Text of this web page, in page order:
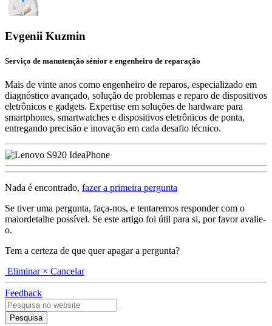
Evgenii Kuzmin
Serviço de manutenção sénior e engenheiro de reparação
Mais de vinte anos como engenheiro de reparos, especializado em
diagnóstico avançado, solução de problemas e reparo de dispositivos
eletrônicos e gadgets. Expertise em soluções de hardware para
smartphones, smartwatches e dispositivos eletrônicos de ponta,
entregando precisão e inovação em cada desafio técnico.
Nada é encontrado, fazer a primeira pergunta
Se tiver uma pergunta, faça-nos, e tentaremos responder com o
maiordetalhe possível. Se este artigo foi útil para si, por favor avalie-
o.
Tem a certeza de que quer apagar a pergunta?
Eliminar × Cancelar
Feedback